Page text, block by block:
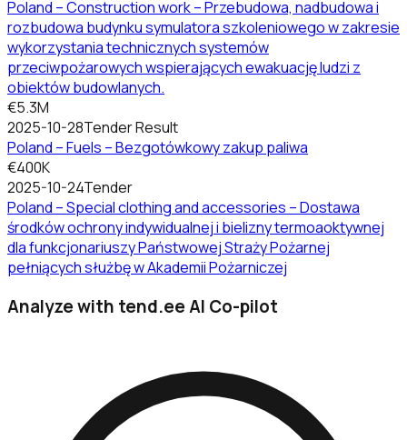
Poland – Construction work – Przebudowa, nadbudowa i
rozbudowa budynku symulatora szkoleniowego w zakresie
wykorzystania technicznych systemów
przeciwpożarowych wspierających ewakuację ludzi z
obiektów budowlanych.
€5.3M
2025-10-28Tender Result
Poland – Fuels – Bezgotówkowy zakup paliwa
€400K
2025-10-24Tender
Poland – Special clothing and accessories – Dostawa
środków ochrony indywidualnej i bielizny termoaoktywnej
dla funkcjonariuszy Państwowej Straży Pożarnej
pełniących służbę w Akademii Pożarniczej
Analyze with tend.ee AI Co-pilot